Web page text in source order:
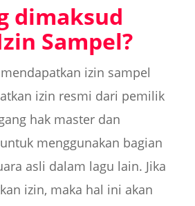
dimaksud
Sampel?
izin sampel
izin resmi dari pemilik
hak master dan
menggunakan bagian
asli dalam lagu lain. Jika
izin, maka hal ini akan